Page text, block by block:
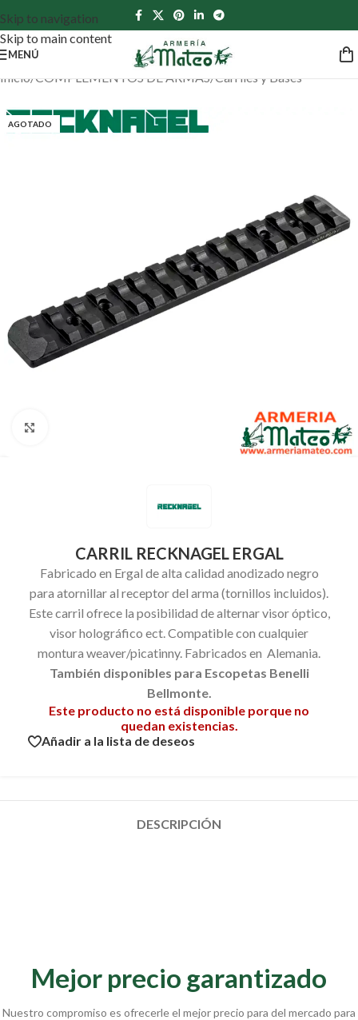
Skip to navigation
Skip to main content
MENÚ
Inicio/ COMPLEMENTOS DE ARMAS/ Carriles y Bases
AGOTADO
CARRIL RECKNAGEL ERGAL
Fabricado en Ergal de alta calidad anodizado negro
para atornillar al receptor del arma (tornillos incluidos).
Este carril ofrece la posibilidad de alternar visor óptico,
visor holográfico ect. Compatible con cualquier
montura weaver/picatinny. Fabricados en Alemania.
También disponibles para Escopetas Benelli
Bellmonte.
Este producto no está disponible porque no
quedan existencias.
Añadir a la lista de deseos
DESCRIPCIÓN
Mejor precio garantizado
Nuestro compromiso es ofrecerle el mejor precio para del mercado para